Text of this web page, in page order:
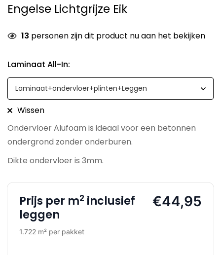
Engelse Lichtgrijze Eik
13 personen zijn dit product nu aan het bekijken
Laminaat All-In:
Wissen
Ondervloer Alufoam is ideaal voor een betonnen
ondergrond zonder onderburen.
Dikte ondervloer is 3mm.
Prijs per m2 inclusief
leggen
1.722 m² per pakket
€44,95